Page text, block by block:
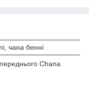
чана бенні
Chana